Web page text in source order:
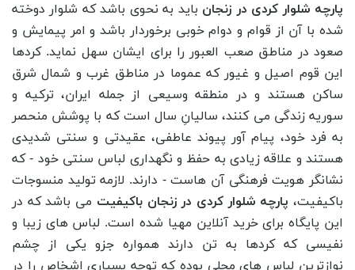
پارچه شلوار کردی در زنجان باید به نحوی باشد که شلوار دوخته
شده با آن از قوام و دوام خوبی برخوردار باشد و امر پیمایش و
صعود در مناطق صعب العبور را برای ایشان سهل نماید. کردها
این قوم اصیل و غیور که عموما در مناطق غرب و شمال شرق
ساکن هستند و در منطقه وسیعی از جمله ایران، ترکیه و
سوریه زندگی می‌ کنند، سالیانِ سال است که با پوشش منحصر
به فرد خود، پیام آور پیوند عاطفی، عقیدتی و سنتی شدیدی
هستند و علاقه زیادی به حفظ و نگهداری لباس سنتی خود - که
نشانگر هویت فرهنگی آن هاست - دارند. لازمه تولید منسوجات
باکیفیت، پارچه شلوار کردی در زنجان باکیفیت می باشد که در
این پایگاه برای خرید آنلاین مهیا شده است. لباس ‌های زیبا و
نفیسی که کردها به تن دارند همواره جزو یکی از چشم
‌نواز‌ترین لباس ‌های محلی بوده که توجه بسیاری اشخاص را در